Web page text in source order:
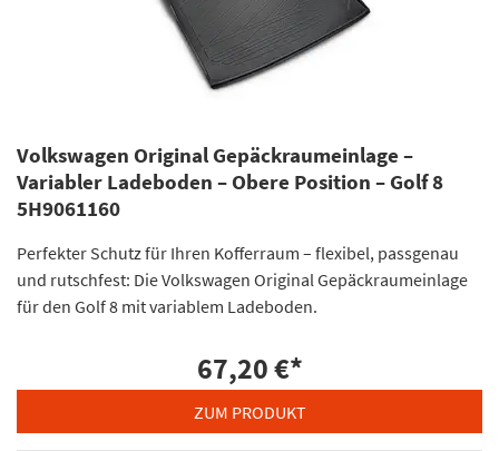
Volkswagen Original Gepäckraumeinlage –
Variabler Ladeboden – Obere Position – Golf 8
5H9061160
Perfekter Schutz für Ihren Kofferraum – flexibel, passgenau
und rutschfest: Die Volkswagen Original Gepäckraumeinlage
für den Golf 8 mit variablem Ladeboden.
67,20 €*
ZUM PRODUKT